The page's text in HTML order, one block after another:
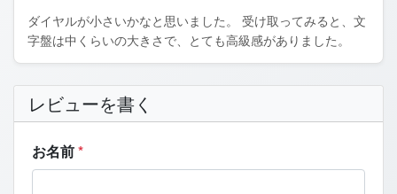
ダイヤルが小さいかなと思いました。 受け取ってみると、文
字盤は中くらいの大きさで、とても高級感がありました。
レビューを書く
お名前*